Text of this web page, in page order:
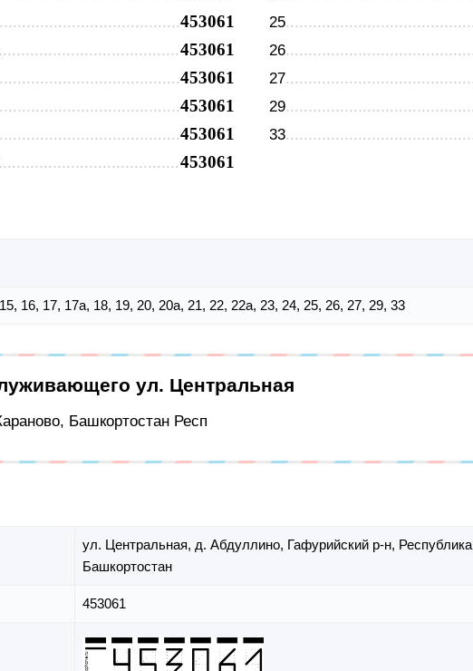
453061
453061
453061
453061
453061
453061
25
26
27
29
33
16, 17, 17а, 18, 19, 20, 20а, 21, 22, 22а, 23, 24, 25, 26, 27, 29, 33
ул. Центральная
Башкортостан Респ
ул. Центральная, д. Абдуллино, Гафурийский р-н, Республика
Башкортостан
453061